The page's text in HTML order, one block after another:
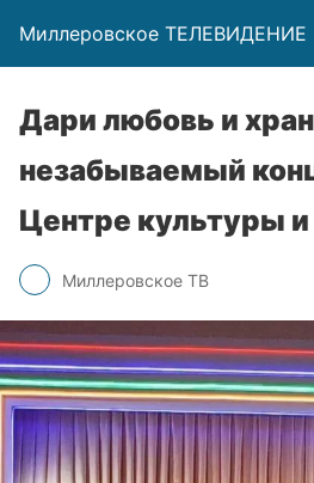
Миллеровское ТЕЛЕВИДЕНИЕ
Дари любовь и
незабываемый
Центре культуры
Миллеровское ТВ